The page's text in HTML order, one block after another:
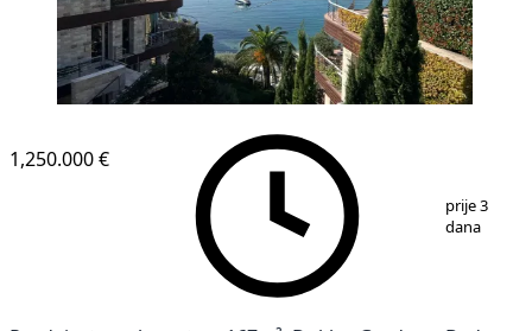
1,250.000 €
prije 3
dana